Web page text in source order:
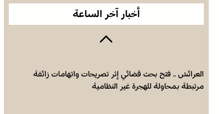
أخبار آخر الساعة
العرائش .. فتح بحث قضائي إثر تصريحات واتهامات زائفة
مرتبطة بمحاولة للهجرة غير النظامية